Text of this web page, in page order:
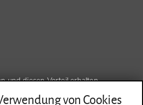
und diesen Vorteil erhalten
SENDEN
von Cookies